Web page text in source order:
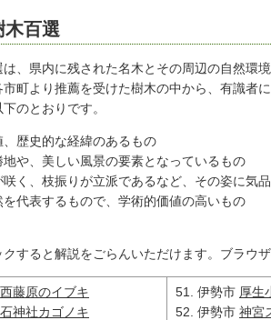
木百選
、県内に残された名木とその周辺の自然環
町より推薦を受けた樹木の中から、有識者
のとおりです。
、歴史的な経緯のあるもの
地や、美しい風景の要素となっているもの
咲く、枝振りが立派であるなど、その姿に気
を代表するもので、学術的価値の高いもの
すると解説をごらんいただけます。ブラウ
西藤原のイブキ
石神社カゴノキ
伊勢市 厚生
伊勢市 神宮